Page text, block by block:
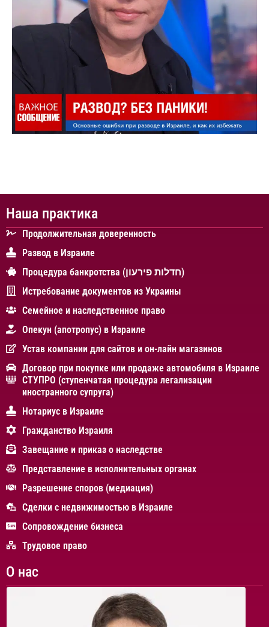
Наша практика
Продолжительная доверенность
Развод в Израиле
Процедура банкротства (חדלות פירעון)
Истребование документов из Украины
Cемейное и наследственное право
Опекун (апотропус) в Израиле
Устав компании для сайтов и он-лайн магазинов
Договор при покупке или продаже автомобиля в Израиле
СТУПРО (ступенчатая процедура легализации
иностранного супруга)
Нотариус в Израиле
Гражданство Израиля
Завещание и приказ о наследстве
Представление в исполнительных органах
Разрешение споров (медиация)
Сделки с недвижимостью в Израиле
Сопровождение бизнеса
Трудовое право
О нас